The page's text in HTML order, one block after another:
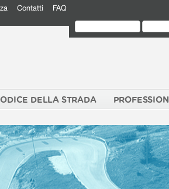
Contatti FAQ
DELLA STRADA